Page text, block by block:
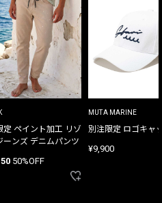
定 ペイント加工 リゾ
ーンズ デニムパンツ
50%OFF
MUTA MARINE
別注限定 ロゴキャ
¥9,900